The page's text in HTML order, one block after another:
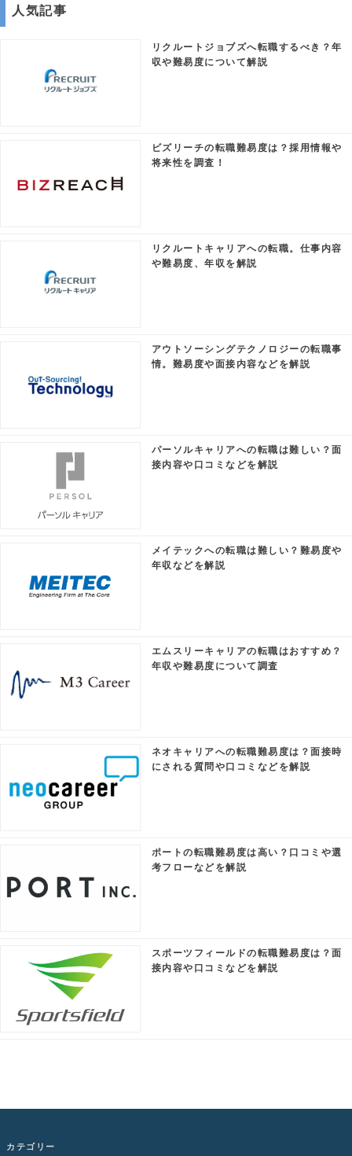
人気記事
リクルートジョブズへ転職するべき？年
収や難易度について解説
ビズリーチの転職難易度は？採用情報や
将来性を調査！
リクルートキャリアへの転職。仕事内容
や難易度、年収を解説
アウトソーシングテクノロジーの転職事
情。難易度や面接内容などを解説
パーソルキャリアへの転職は難しい？面
接内容や口コミなどを解説
メイテックへの転職は難しい？難易度や
年収などを解説
エムスリーキャリアの転職はおすすめ？
年収や難易度について調査
ネオキャリアへの転職難易度は？面接時
にされる質問や口コミなどを解説
ポートの転職難易度は高い？口コミや選
考フローなどを解説
スポーツフィールドの転職難易度は？面
接内容や口コミなどを解説
カテゴリー